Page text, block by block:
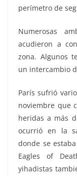
perímetro de
Numerosas
acudieron a
zona. Algunos
un intercambio
París sufrió
noviembre que
heridas a más
ocurrió en la
donde se
Eagles of
yihadistas